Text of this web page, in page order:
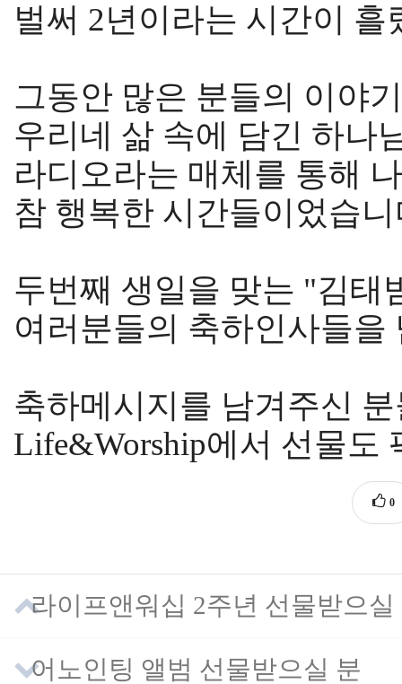
벌써 2년이라는 시간이 흘
그동안 많은 분들의 이야
우리네 삶 속에 담긴 하나
라디오라는 매체를 통해
참 행복한 시간들이었습니
두번째 생일을 맞는 "김태
여러분들의 축하인사들을
축하메시지를 남겨주신
Life&Worship에서 선물도
0
라이프앤워십 2주년 선물받으
어노인팅 앨범 선물받으실 분